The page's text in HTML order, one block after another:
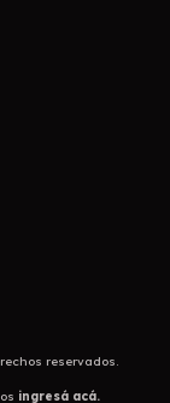
reservados.
ingresá acá.